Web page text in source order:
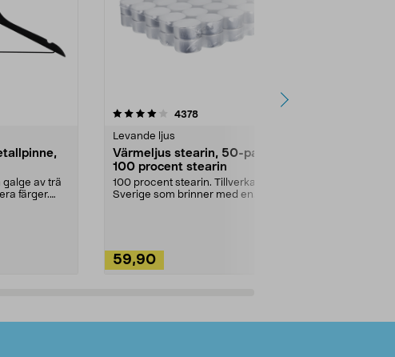
galge av trä
färger.
4378recensioner
Levande ljus
Värmeljus stearin, 50-pack,
100 procent stearin
100 procent stearin. Tillverkade i
Sverige som brinner med en
59,90
4.5av 5 stjärnor